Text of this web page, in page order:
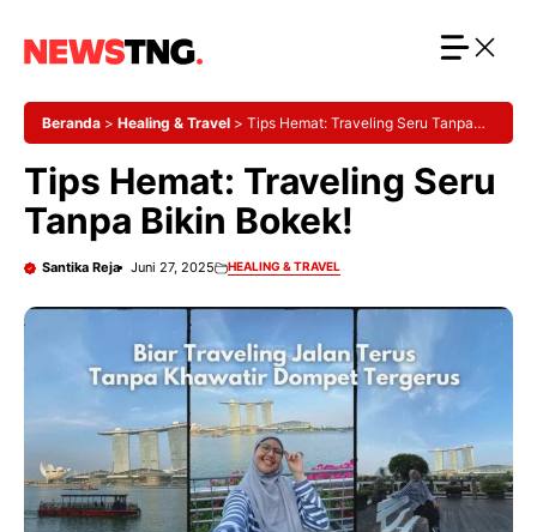
Beranda > Healing & Travel > Tips Hemat: Traveling Seru Tanpa
Tips Hemat: Traveling Seru
Tanpa Bikin Bokek!
Santika Reja Juni 27, 2025 HEALING & TRAVEL